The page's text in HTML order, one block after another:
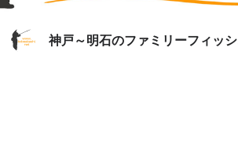
神戸～明石のファミリーフィッシ